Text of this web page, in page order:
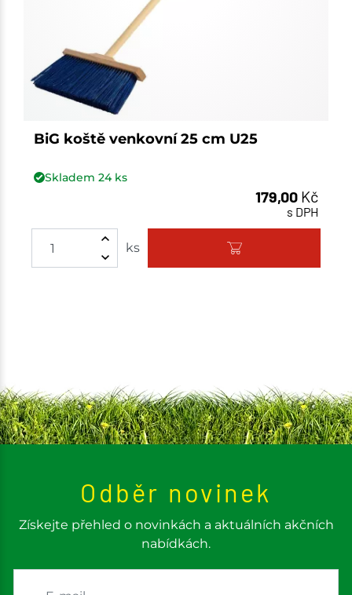
BiG koště venkovní 25 cm U25
Skladem 24ks
179,00 Kč
s DPH
ks Množství
Odběr novinek
Získejte přehled o novinkách a aktuálních akčních
nabídkách.